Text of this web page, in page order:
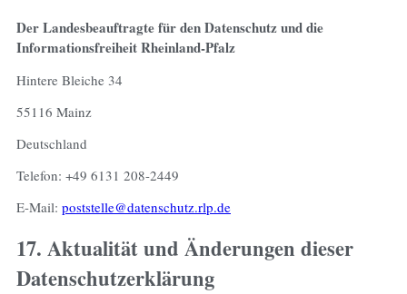
Der Landesbeauftragte für den Datenschutz und die
Informationsfreiheit Rheinland-Pfalz
Hintere Bleiche 34
55116 Mainz
Deutschland
Telefon: +49 6131 208-2449
E-Mail: poststelle@datenschutz.rlp.de
17. Aktualität und Änderungen dieser
Datenschutzerklärung